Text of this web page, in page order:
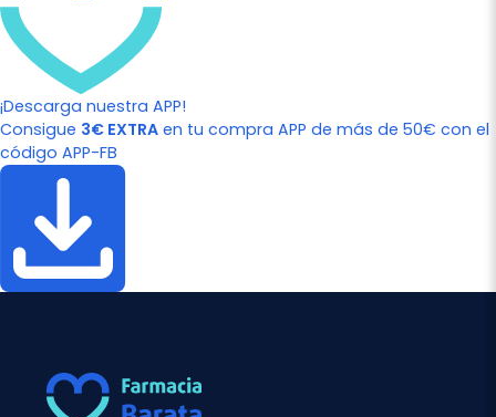
¡Descarga nuestra APP!
Consigue 3€ EXTRA en tu compra APP de más de 50€ con el
código APP-FB